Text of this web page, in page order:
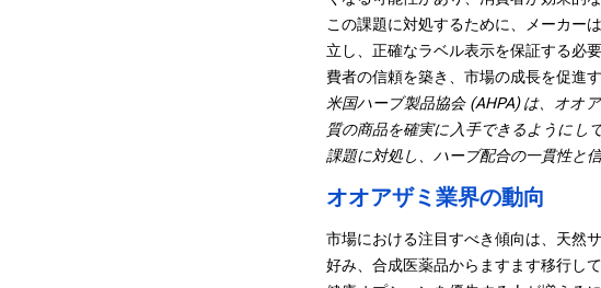
この課題に対処するために、メーカー
立し、正確なラベル表示を保証する必
費者の信頼を築き、市場の成長を促進
米国ハーブ製品協会 (AHPA) は、オオ
質の商品を確実に入手できるようにし
課題に対処し、ハーブ配合の一貫性と
オオアザミ業界の動向
市場における注目すべき傾向は、天然
好み、合成医薬品からますます移行し